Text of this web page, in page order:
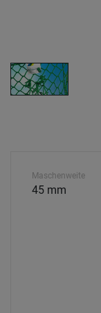
Maschenweite
45 mm